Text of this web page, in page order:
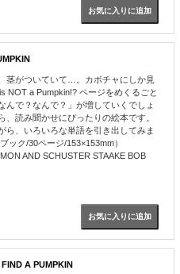
茎がついていて…。カボチャにしか見
NOT a Pumpkin!? ページをめくるごと
んで？なんで？」が増していくでしょ
、読み聞かせにぴったりの絵本です。
ら、いろいろな単語を引き出してみま
ック/30ページ/153×153mm）
AND SCHUSTER STAAKE BOB
A PUMPKIN